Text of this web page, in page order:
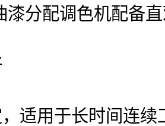
漆分配调色机配备
适用于长时间连